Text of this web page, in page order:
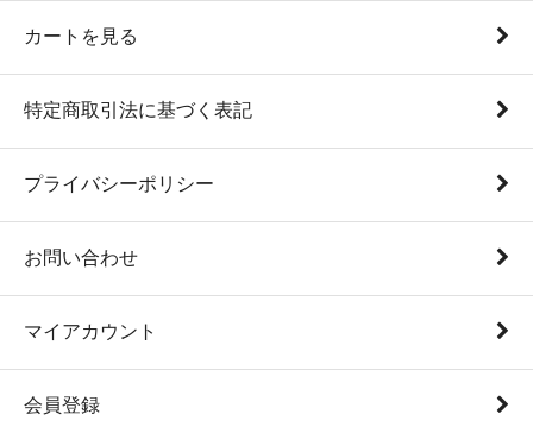
カートを見る
特定商取引法に基づく表記
プライバシーポリシー
お問い合わせ
マイアカウント
会員登録